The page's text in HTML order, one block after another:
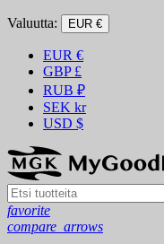
Valuutta: EUR €
EUR €
GBP £
RUB ₽
SEK kr
USD $
favorite
compare_arrows